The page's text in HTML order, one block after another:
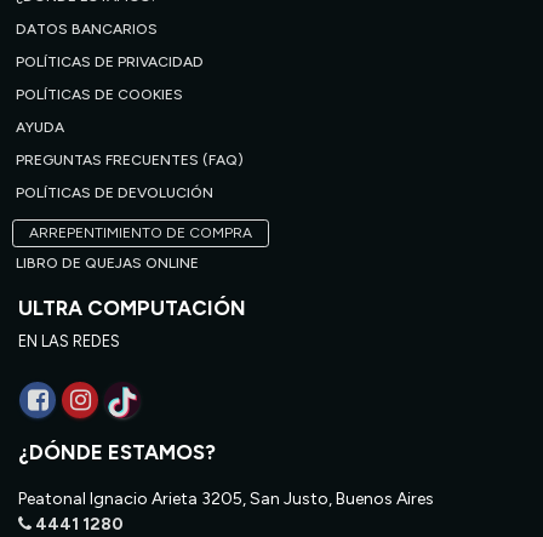
DATOS BANCARIOS
POLÍTICAS DE PRIVACIDAD
POLÍTICAS DE COOKIES
AYUDA
PREGUNTAS FRECUENTES (FAQ)
POLÍTICAS DE DEVOLUCIÓN
ARREPENTIMIENTO DE COMPRA
LIBRO DE QUEJAS ONLINE
ULTRA COMPUTACIÓN
EN LAS REDES
¿DÓNDE ESTAMOS?
Peatonal Ignacio Arieta 3205, San Justo, Buenos Aires
4441 1280